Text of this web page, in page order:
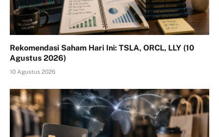
Rekomendasi Saham Hari Ini: TSLA, ORCL, LLY (10
Agustus 2026)
10 Agustus 2026